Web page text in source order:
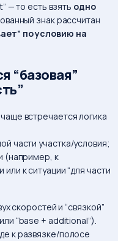
— то есть взять одно
знак рассчитан
по условию на
“базовая”
встречается логика
части участка/условия;
(например, к
к ситуации “для части
скоростей и “связкой”
“base + additional”).
к развязке/полосе